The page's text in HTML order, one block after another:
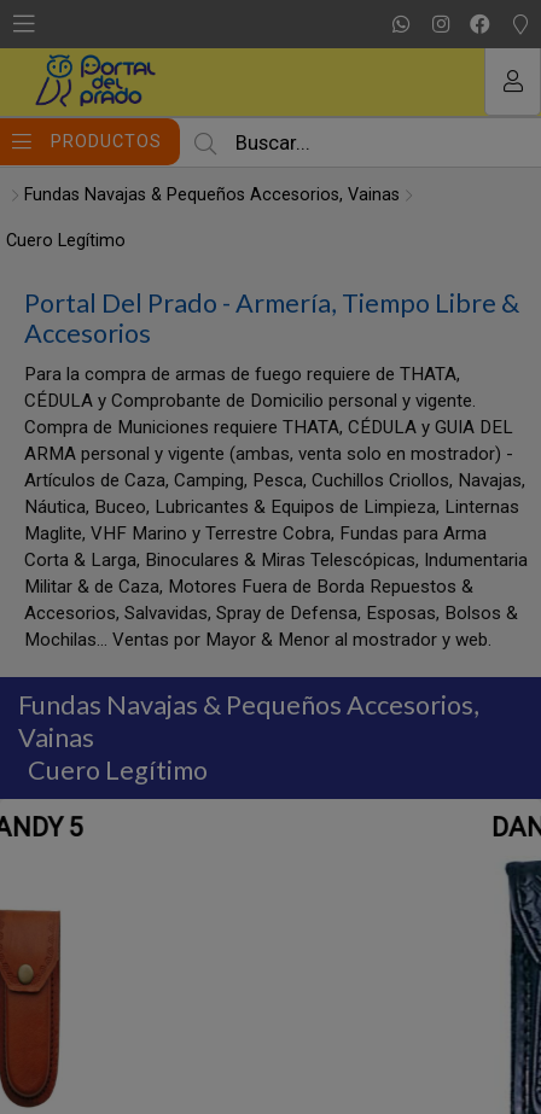
PRODUCTOS
Fundas Navajas & Pequeños Accesorios, Vainas
Cuero Legítimo
Portal Del Prado - Armería, Tiempo Libre &
Accesorios
Para la compra de armas de fuego requiere de THATA,
CÉDULA y Comprobante de Domicilio personal y vigente.
Compra de Municiones requiere THATA, CÉDULA y GUIA DEL
ARMA personal y vigente (ambas, venta solo en mostrador) -
Artículos de Caza, Camping, Pesca, Cuchillos Criollos, Navajas,
Náutica, Buceo, Lubricantes & Equipos de Limpieza, Linternas
Maglite, VHF Marino y Terrestre Cobra, Fundas para Arma
Corta & Larga, Binoculares & Miras Telescópicas, Indumentaria
Militar & de Caza, Motores Fuera de Borda Repuestos &
Accesorios, Salvavidas, Spray de Defensa, Esposas, Bolsos &
Mochilas... Ventas por Mayor & Menor al mostrador y web.
Fundas Navajas & Pequeños Accesorios,
Vainas
Cuero Legítimo